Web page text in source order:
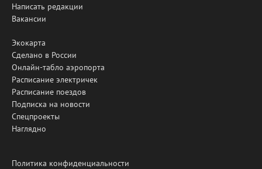
Написать редакции
Вакансии
Экокарта
Сделано в России
Онлайн-табло аэропорта
Расписание электричек
Расписание поездов
Подписка на новости
Спецпроекты
Наглядно
Политика конфиденциальности